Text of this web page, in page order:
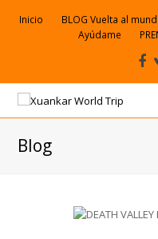
Inicio BLOG Vuelta al
Ayúdame
Blog